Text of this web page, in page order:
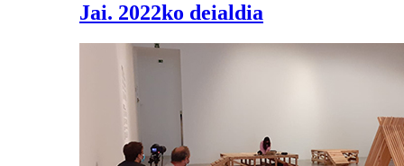
Jai. 2022ko deialdia